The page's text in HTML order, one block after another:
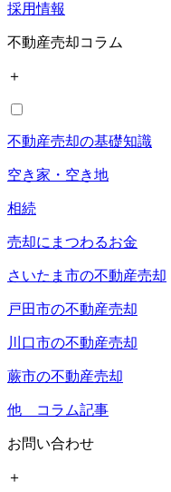
採用情報
不動産売却コラム
＋
不動産売却の基礎知識
空き家・空き地
相続
売却にまつわるお金
さいたま市の不動産売却
戸田市の不動産売却
川口市の不動産売却
蕨市の不動産売却
他 コラム記事
お問い合わせ
＋